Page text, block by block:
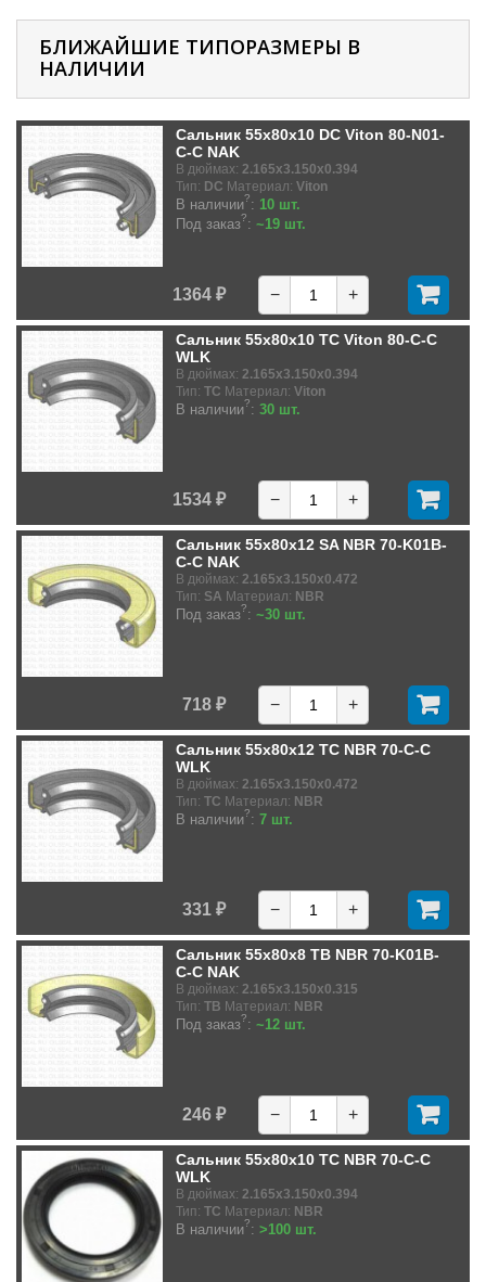
БЛИЖАЙШИЕ ТИПОРАЗМЕРЫ В
НАЛИЧИИ
Сальник 55x80x10 DC Viton 80-N01-
C-C NAK
В дюймах: 2.165x3.150x0.394
Тип: DC Материал: Viton
В наличии?: 10 шт.
Под заказ?: ~19 шт.
1364 ₽ − +
Сальник 55x80x10 TC Viton 80-C-C
WLK
В дюймах: 2.165x3.150x0.394
Тип: TC Материал: Viton
В наличии?: 30 шт.
1534 ₽ − +
Сальник 55x80x12 SA NBR 70-K01B-
C-C NAK
В дюймах: 2.165x3.150x0.472
Тип: SA Материал: NBR
Под заказ?: ~30 шт.
718 ₽ − +
Сальник 55x80x12 TC NBR 70-C-C
WLK
В дюймах: 2.165x3.150x0.472
Тип: TC Материал: NBR
В наличии?: 7 шт.
331 ₽ − +
Сальник 55x80x8 TB NBR 70-K01B-
C-C NAK
В дюймах: 2.165x3.150x0.315
Тип: TB Материал: NBR
Под заказ?: ~12 шт.
246 ₽ − +
Сальник 55x80x10 TC NBR 70-C-C
WLK
В дюймах: 2.165x3.150x0.394
Тип: TC Материал: NBR
В наличии?: >100 шт.